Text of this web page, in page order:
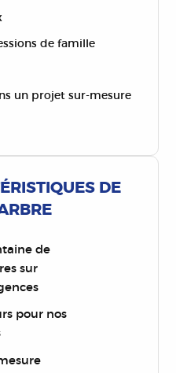
de famille
un projet sur-mesure
DE
de
sur
pour nos